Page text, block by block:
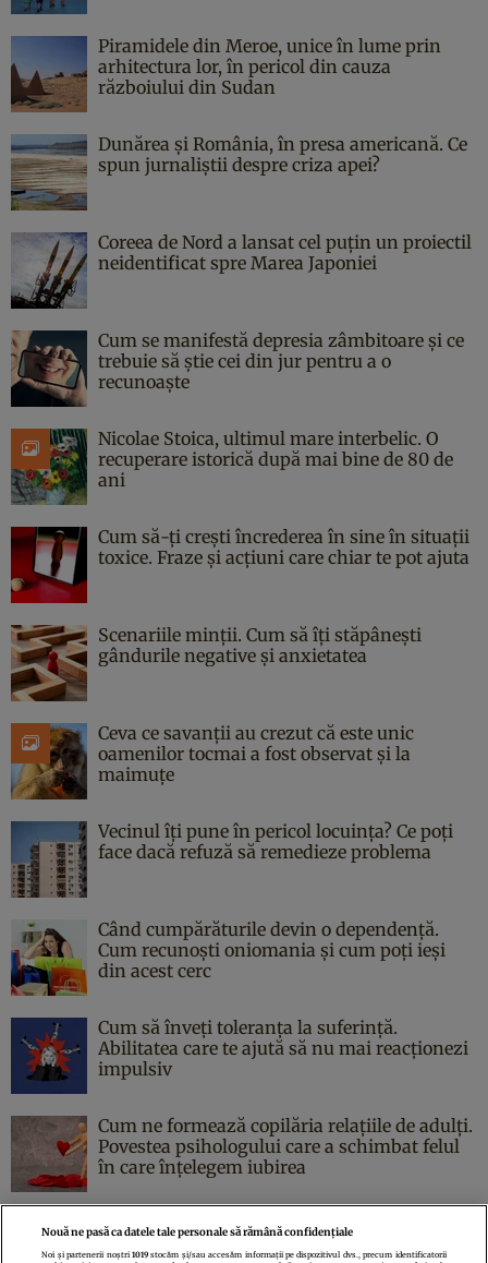
Piramidele din Meroe, unice în lume prin
arhitectura lor, în pericol din cauza
războiului din Sudan
Dunărea și România, în presa americană. Ce
spun jurnaliștii despre criza apei?
Coreea de Nord a lansat cel puțin un proiectil
neidentificat spre Marea Japoniei
Cum se manifestă depresia zâmbitoare și ce
trebuie să știe cei din jur pentru a o
recunoaște
Nicolae Stoica, ultimul mare interbelic. O
recuperare istorică după mai bine de 80 de
ani
Cum să-ți crești încrederea în sine în situații
toxice. Fraze și acțiuni care chiar te pot ajuta
Scenariile minții. Cum să îți stăpânești
gândurile negative și anxietatea
Ceva ce savanții au crezut că este unic
oamenilor tocmai a fost observat și la
maimuțe
Vecinul îți pune în pericol locuința? Ce poți
face dacă refuză să remedieze problema
Când cumpărăturile devin o dependență.
Cum recunoști oniomania și cum poți ieși
din acest cerc
Cum să înveți toleranța la suferință.
Abilitatea care te ajută să nu mai reacționezi
impulsiv
Cum ne formează copilăria relațiile de adulți.
Povestea psihologului care a schimbat felul
în care înțelegem iubirea
Nouă ne pasă ca datele tale personale să rămână confidențiale
Noi și partenerii noștri1019 stocăm și/sau accesăm informații pe dispozitivul dvs., precum identificatorii